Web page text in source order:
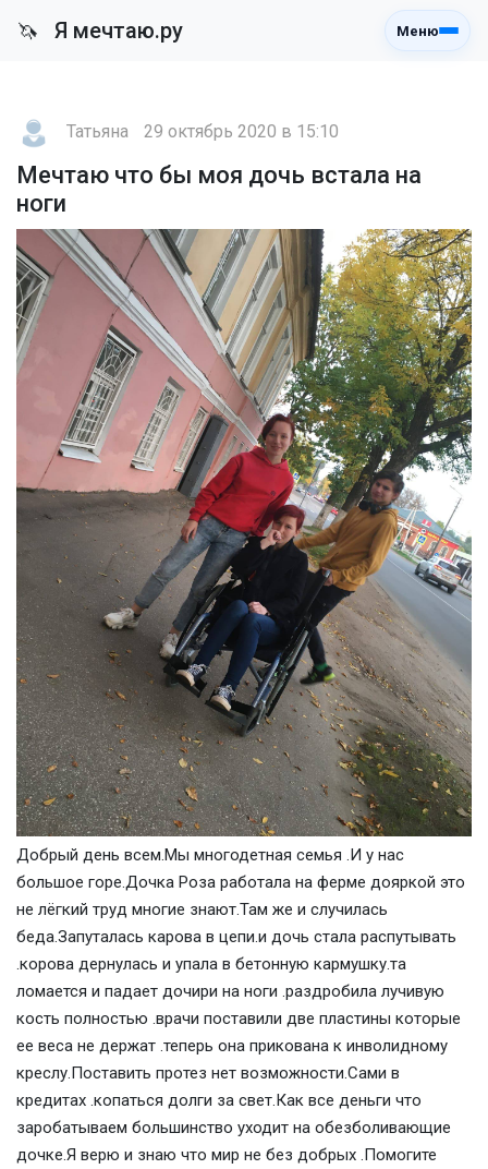
🦄 Я мечтаю.ру Меню
Татьяна 29 октябрь 2020 в 15:10
Мечтаю что бы моя дочь встала на
ноги
Добрый день всем.Мы многодетная семья .И у нас
большое горе.Дочка Роза работала на ферме дояркой это
не лёгкий труд многие знают.Там же и случилась
беда.Запуталась карова в цепи.и дочь стала распутывать
.корова дернулась и упала в бетонную кармушку.та
ломается и падает дочири на ноги .раздробила лучивую
кость полностью .врачи поставили две пластины которые
ее веса не держат .теперь она прикована к инволидному
креслу.Поставить протез нет возможности.Сами в
кредитах .копаться долги за свет.Как все деньги что
заробатываем большинство уходит на обезболивающие
дочке.Я верю и знаю что мир не без добрых .Помогите